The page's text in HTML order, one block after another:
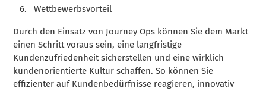
Wettbewerbsvorteil
Durch den Einsatz von Journey Ops können Sie dem Markt
einen Schritt voraus sein, eine langfristige
Kundenzufriedenheit sicherstellen und eine wirklich
kundenorientierte Kultur schaffen. So können Sie
effizienter auf Kundenbedürfnisse reagieren, innovativ